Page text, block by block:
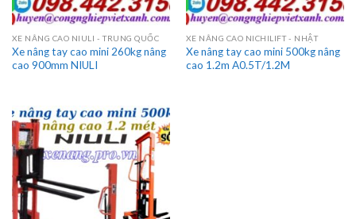
XE NÂNG CAO NIULI - TRUNG QUỐC
Xe nâng tay cao mini 260kg nâng
cao 900mm NIULI
XE NÂNG CAO NICHILIFT - NHẬT
Xe nâng tay cao mini 500kg nâng
cao 1.2m A0.5T/1.2M